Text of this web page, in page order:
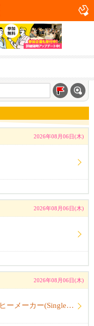
2026年08月06日(木)
2026年08月06日(木)
2026年08月06日(木)
キューリグ（Keurig) のコーヒーメーカー(Single Serve Coffee) Maker